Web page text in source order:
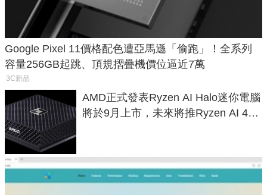
Google Pixel 11價格配色遭亞馬遜「偷跑」！全系列
容量256GB起跳、頂規摺疊機價位逼近7萬
3C新品
AMD正式發表Ryzen AI Halo迷你電腦
將於9月上市，未來將推Ryzen AI 400